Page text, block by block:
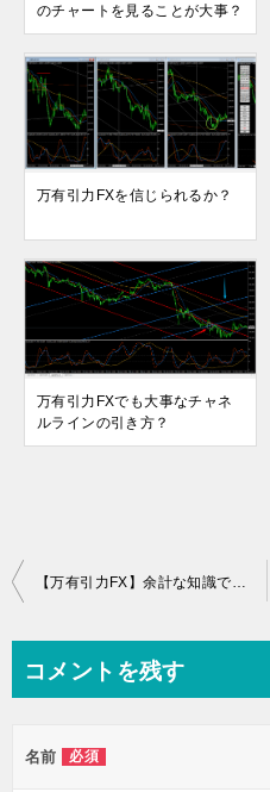
のチャートを見ることが大事？
万有引力FXを信じられるか？
万有引力FXでも大事なチャネ
ルラインの引き方？
投
ビ
ー
コメントを残す
名前 必須